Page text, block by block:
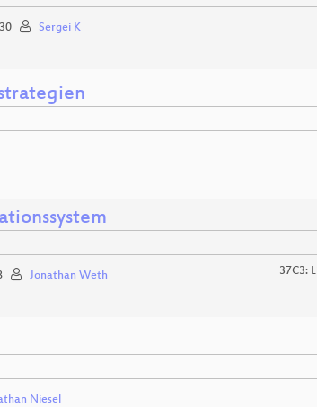
Sergei K
Jonathan Weth 37C3:
Niesel